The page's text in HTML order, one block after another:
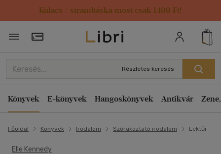
Kulacs / strandtáska most csak 1499 Ft!
Törzsvásárlói Kártya adatai
Részletes keresés
Könyvek E-könyvek Hangoskönyvek Antikvár
Főoldal Könyvek Irodalom Szórakoztató irodalom Lektűr
Elle Kennedy